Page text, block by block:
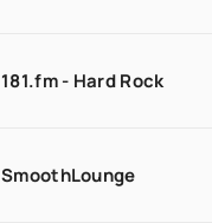
181.fm - Hard Rock
SmoothLounge